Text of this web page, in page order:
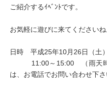
ご紹介するｲﾍﾞﾝﾄです。
お気軽に遊びに来てくださいね
日時 平成25年10月26日（土）
11:00～15:00 （雨天時
は、お電話でお問い合わせ下さ